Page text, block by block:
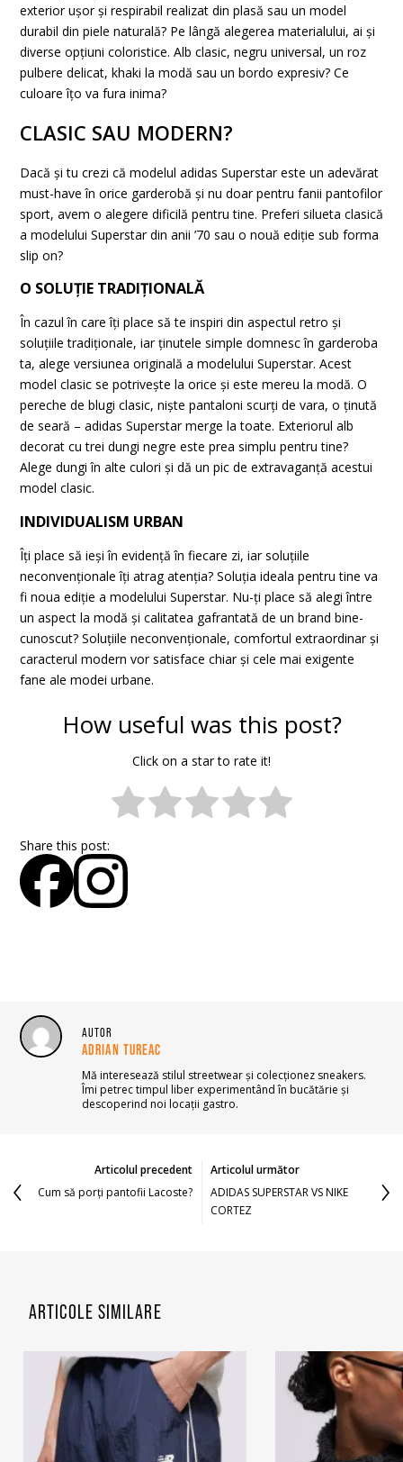
exterior ușor și respirabil realizat din plasă sau un model
durabil din piele naturală? Pe lângă alegerea materialului, ai și
diverse opțiuni coloristice. Alb clasic, negru universal, un roz
pulbere delicat, khaki la modă sau un bordo expresiv? Ce
culoare îțo va fura inima?
CLASIC SAU MODERN?
Dacă și tu crezi că modelul adidas Superstar este un adevărat
must-have în orice garderobă și nu doar pentru fanii pantofilor
sport, avem o alegere dificilă pentru tine. Preferi silueta clasică
a modelului Superstar din anii ’70 sau o nouă ediție sub forma
slip on?
O SOLUȚIE TRADIȚIONALĂ
În cazul în care îți place să te inspiri din aspectul retro și
soluțiile tradiționale, iar ținutele simple domnesc în garderoba
ta, alege versiunea originală a modelului Superstar. Acest
model clasic se potrivește la orice și este mereu la modă. O
pereche de blugi clasic, niște pantaloni scurți de vara, o ținută
de seară – adidas Superstar merge la toate. Exteriorul alb
decorat cu trei dungi negre este prea simplu pentru tine?
Alege dungi în alte culori și dă un pic de extravaganță acestui
model clasic.
INDIVIDUALISM URBAN
Îți place să ieși în evidență în fiecare zi, iar soluțiile
neconvenționale îți atrag atenția? Soluția ideala pentru tine va
fi noua ediție a modelului Superstar. Nu-ți place să alegi între
un aspect la modă și calitatea gafrantată de un brand bine-
cunoscut? Soluțiile neconvenționale, comfortul extraordinar și
caracterul modern vor satisface chiar și cele mai exigente
fane ale modei urbane.
How useful was this post?
Click on a star to rate it!
Share this post:
AUTOR
ADRIAN TUREAC
Mă interesează stilul streetwear și colecționez sneakers.
Îmi petrec timpul liber experimentând în bucătărie și
descoperind noi locații gastro.
Articolul precedent
Cum să porți pantofii Lacoste?
Articolul următor
ADIDAS SUPERSTAR VS NIKE
CORTEZ
ARTICOLE SIMILARE